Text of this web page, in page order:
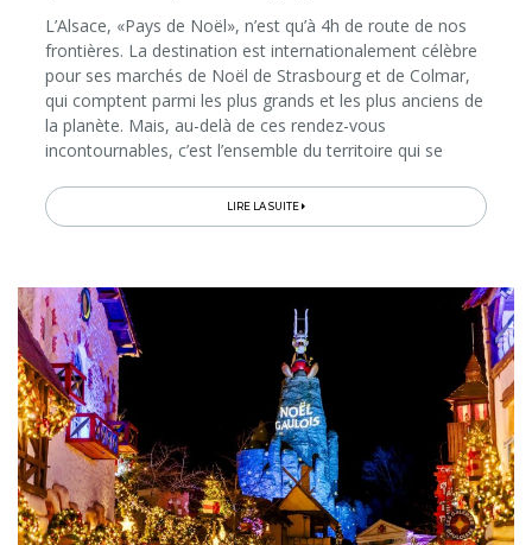
L’Alsace, «Pays de Noël», n’est qu’à 4h de route de nos
frontières. La destination est internationalement célèbre
pour ses marchés de Noël de Strasbourg et de Colmar,
qui comptent parmi les plus grands et les plus anciens de
la planète. Mais, au-delà de ces rendez-vous
incontournables, c’est l’ensemble du territoire qui se
on peut vivre...
LIRE LA SUITE